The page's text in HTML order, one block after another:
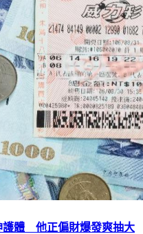
護體 他正偏財爆發爽抽大